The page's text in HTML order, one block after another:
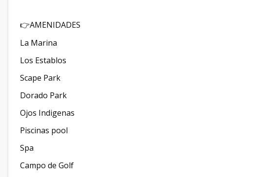
👉AMENIDADES
La Marina
Los Establos
Scape Park
Dorado Park
Ojos Indigenas
Piscinas pool
Spa
Campo de Golf